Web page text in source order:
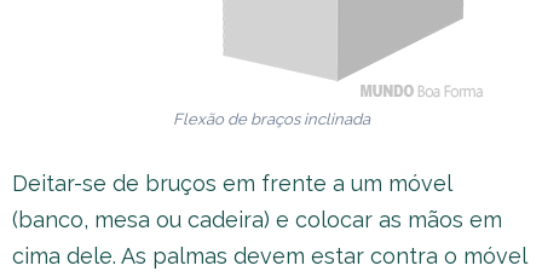
Flexão de braços inclinada
Deitar-se de bruços em frente a um móvel
(banco, mesa ou cadeira) e colocar as mãos em
cima dele. As palmas devem estar contra o móvel